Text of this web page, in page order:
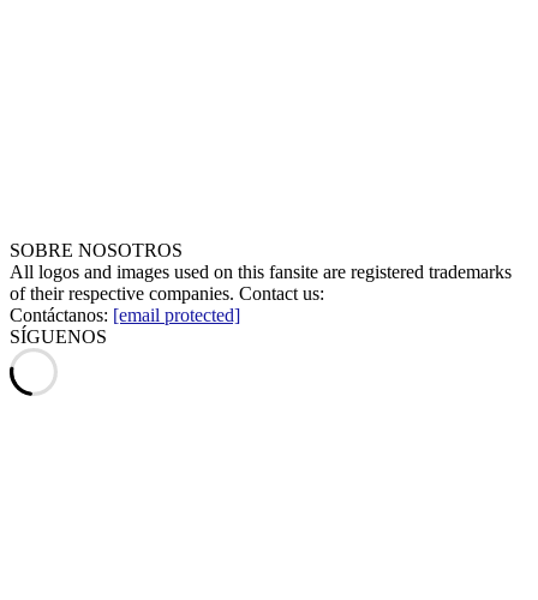
SOBRE NOSOTROS
All logos and images used on this fansite are registered trademarks
of their respective companies. Contact us:
Contáctanos: [email protected]
SÍGUENOS